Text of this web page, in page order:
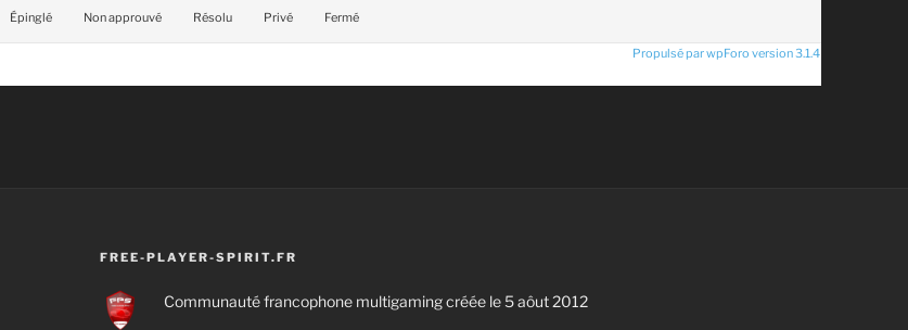
Épinglé Non approuvé Résolu Privé Fermé
Propulsé par wpForo version 3.1.4
FREE-PLAYER-SPIRIT.FR
Communauté francophone multigaming créée le 5 aôut 2012